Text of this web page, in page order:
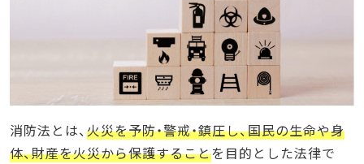
3. オンライン学習を活用する
消防法とは、 火災を予防・警戒・鎮圧し、国民の生命や身
体、財産を火災から保護することを目的とした法律で